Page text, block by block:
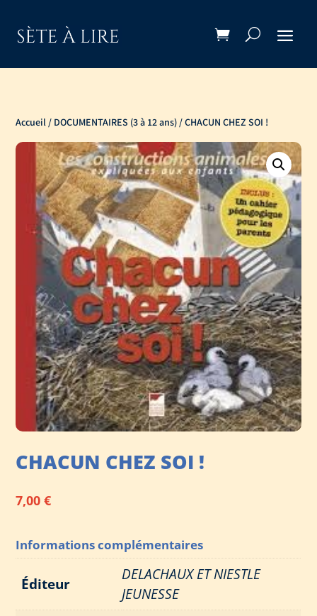
Accueil / DOCUMENTAIRES (3 à 12 ans) / CHACUN CHEZ SOI !
CHACUN CHEZ SOI !
7,00€
Informations complémentaires
Éditeur
DELACHAUX ET NIESTLE
JEUNESSE